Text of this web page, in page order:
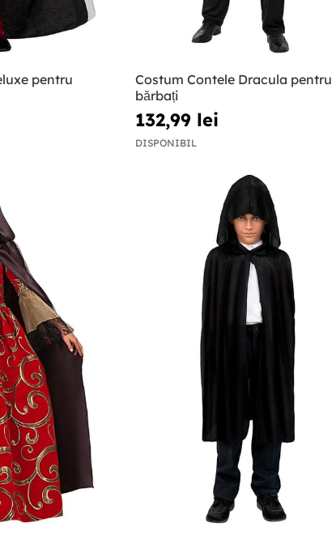
pentru
Costum Contele Dracula pentru
bărbați
132,99 lei
DISPONIBIL